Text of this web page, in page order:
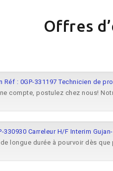
Offres
: 0GP-331197 Technicien de
compte, postulez chez nous!
330930 Carreleur H/F Interim
longue durée à pourvoir dès